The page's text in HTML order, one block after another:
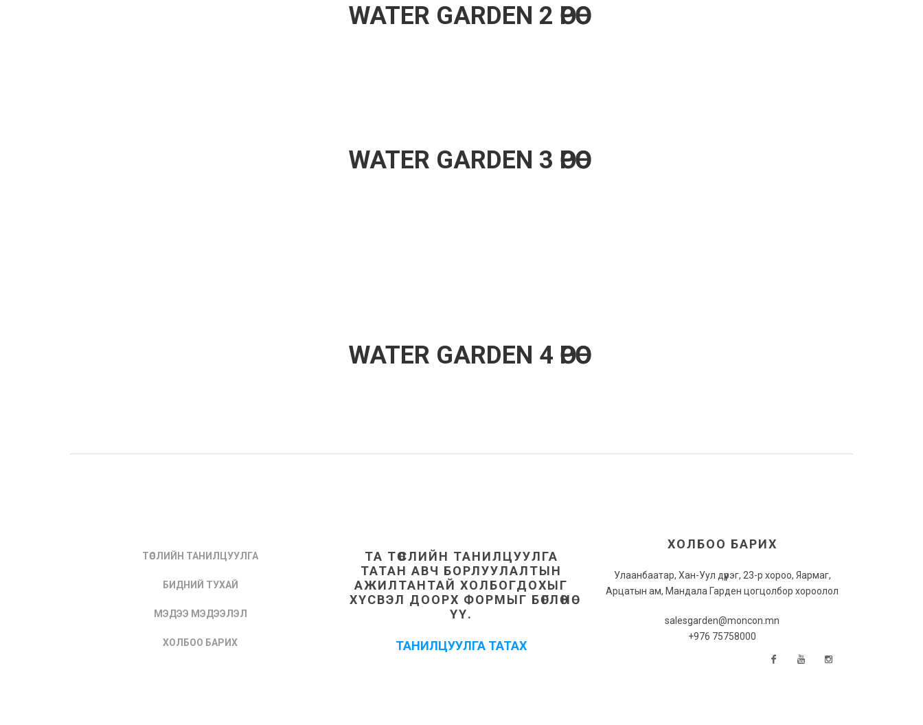
WATER GARDEN 2 ӨРӨӨ
WATER GARDEN 3 ӨРӨӨ
WATER GARDEN 4 ӨРӨӨ
ТӨСЛИЙН ТАНИЛЦУУЛГА
БИДНИЙ ТУХАЙ
МЭДЭЭ МЭДЭЭЛЭЛ
ХОЛБОО БАРИХ
ТА ТӨСЛИЙН ТАНИЛЦУУЛГА
ТАТАН АВЧ БОРЛУУЛАЛТЫН
АЖИЛТАНТАЙ ХОЛБОГДОХЫГ
ХҮСВЭЛ ДООРХ ФОРМЫГ БӨГЛӨНӨ
ҮҮ.
ТАНИЛЦУУЛГА ТАТАХ
ХОЛБОО БАРИХ
Улаанбаатар, Хан-Уул дүүрэг, 23-р хороо, Яармаг,
Арцатын ам, Мандала Гарден цогцолбор хороолол
salesgarden@moncon.mn
+976 75758000